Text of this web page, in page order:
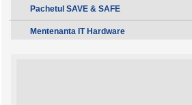
Pachetul SAVE & SAFE
Mentenanta IT Hardware